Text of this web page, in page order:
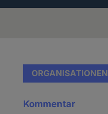
ORGANISATIONEN
Kommentar